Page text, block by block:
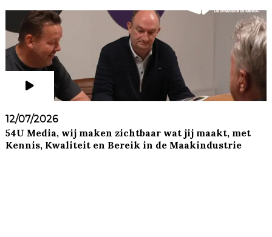
12/07/2026
54U Media, wij maken zichtbaar wat jij maakt, met
Kennis, Kwaliteit en Bereik in de Maakindustrie